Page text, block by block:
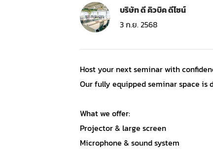
บริษัท ดี คิวบิค ดีไซน์
3 ก.ย. 2568
Host your next seminar with
Our fully equipped seminar space is
What we offer:
Projector & large screen
Microphone & sound system